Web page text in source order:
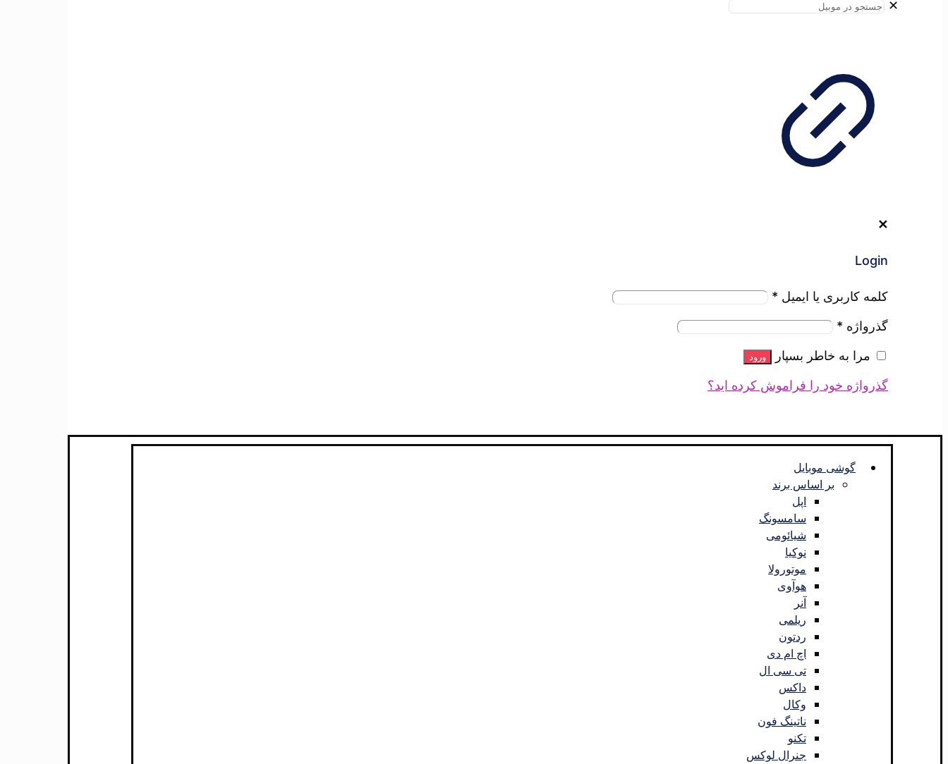
✕
✕
Login
کلمه کاربری یا ایمیل *
گذرواژه *
مرا به خاطر بسپار
ورود
گذرواژه خود را فراموش کرده اید؟
گوشی موبایل
بر اساس برند
اپل
سامسونگ
شیائومی
نوکیا
موتورولا
هوآوی
آنر
ریلمی
ردتون
اچ ام دی
تی سی ال
داکس
وکال
ناتینگ فون
تکنو
جنرال لوکس